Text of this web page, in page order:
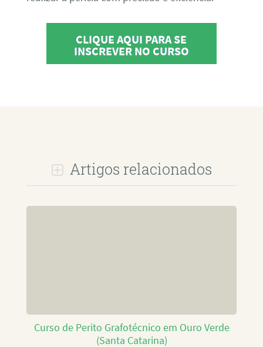
CLIQUE AQUI PARA SE
INSCREVER NO CURSO
Artigos relacionados
Curso de Perito Grafotécnico em Ouro Verde
(Santa Catarina)